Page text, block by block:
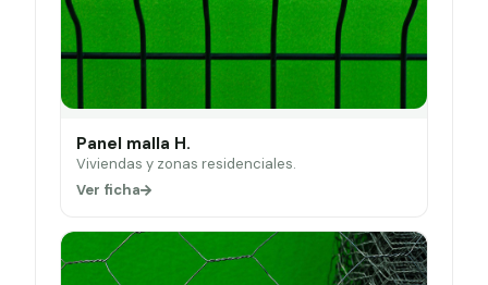
Panel malla H.
Viviendas y zonas residenciales.
Ver ficha